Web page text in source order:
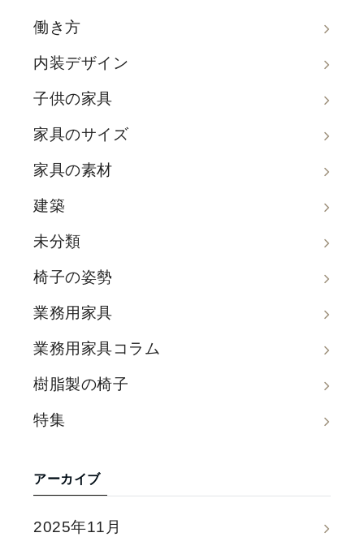
働き方
内装デザイン
子供の家具
家具のサイズ
家具の素材
建築
未分類
椅子の姿勢
業務用家具
業務用家具コラム
樹脂製の椅子
特集
アーカイブ
2025年11月